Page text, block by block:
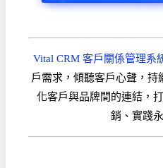
Vital CRM 客戶關係管理系
戶需求，傾聽客戶心聲，
化客戶與品牌間的連結，
銷、實踐